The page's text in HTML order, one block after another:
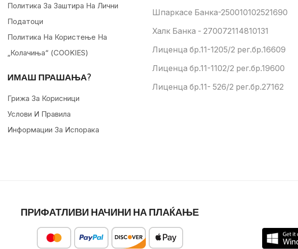
Политика За Заштира На Лични
Податоци
Политика На Користење На
„колачиња“ (COOKIES)
ИМАШ ПРАШАЊА?
Грижа За Корисници
Услови И Правила
Информации За Испорака
Шпаркасе Банка-250010102521690
Халк Банка - 270072114810131
Лиценца бр.11-1205/2 рег.бр.16609
Лиценца бр.11-1102/2 рег.бр.19600
Лиценца бр.11- 526/2 рег.бр.27162
ПРИФАТЛИВИ НАЧИНИ НА ПЛАЌАЊЕ